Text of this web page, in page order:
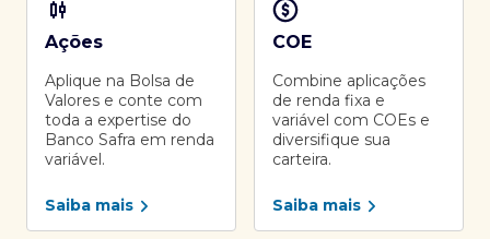
Ações
Aplique na Bolsa de
Valores e conte com
toda a expertise do
Banco Safra em renda
variável.
Saiba mais
COE
Combine aplicações
de renda fixa e
variável com COEs e
diversifique sua
carteira.
Saiba mais